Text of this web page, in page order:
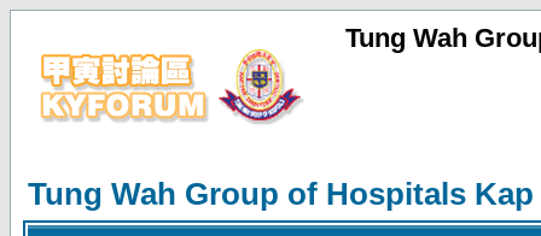
Tung Wah
Tung Wah Group of Hospitals